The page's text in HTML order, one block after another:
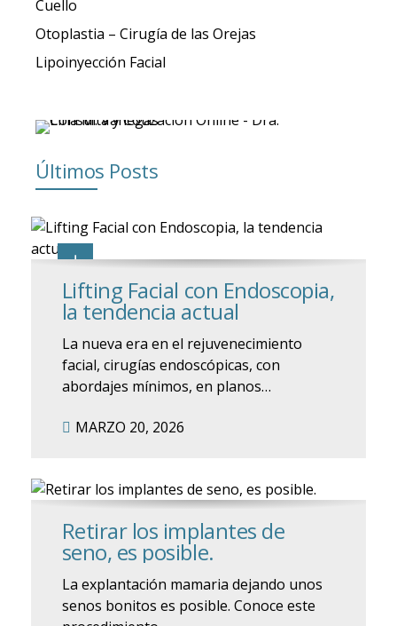
Cuello
Otoplastia – Cirugía de las Orejas
Lipoinyección Facial
Últimos Posts
MARZO 20, 2026
Lifting Facial con Endoscopia,
la tendencia actual
La nueva era en el rejuvenecimiento
facial, cirugías endoscópicas, con
abordajes mínimos, en planos
plane..Todas estas técnicas innovadoras
Retirar los implantes de
seno, es posible.
La explantación mamaria dejando unos
senos bonitos es posible. Conoce este